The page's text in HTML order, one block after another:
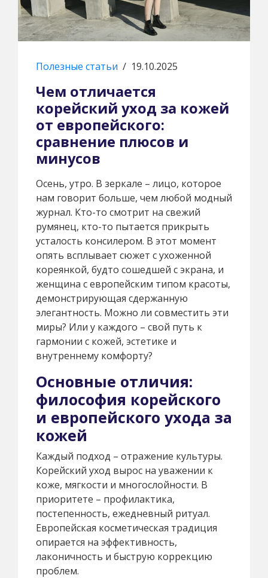
Полезные статьи / 19.10.2025
Чем отличается
корейский уход за кожей
от европейского:
сравнение плюсов и
минусов
Осень, утро. В зеркале – лицо, которое
нам говорит больше, чем любой модный
журнал. Кто-то смотрит на свежий
румянец, кто-то пытается прикрыть
усталость консилером. В этот момент
опять всплывает сюжет с ухоженной
кореянкой, будто сошедшей с экрана, и
женщина с европейским типом красоты,
демонстрирующая сдержанную
элегантность. Можно ли совместить эти
миры? Или у каждого – свой путь к
гармонии с кожей, эстетике и
внутреннему комфорту?
Основные отличия:
философия корейского
и европейского ухода за
кожей
Каждый подход – отражение культуры.
Корейский уход вырос на уважении к
коже, мягкости и многослойности. В
приоритете – профилактика,
постепенность, ежедневный ритуал.
Европейская косметическая традиция
опирается на эффективность,
лаконичность и быструю коррекцию
проблем.